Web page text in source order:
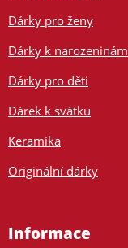
Dárky pro ženy
Dárky k narozeninám
Dárky pro děti
Dárek k svátku
Keramika
Originální dárky
Informace